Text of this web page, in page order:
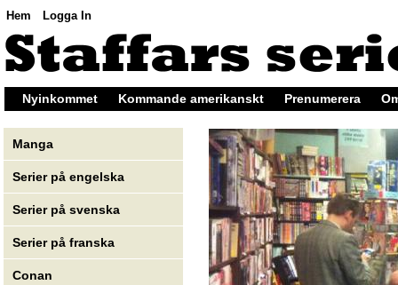
Hem Logga In
Nyinkommet Kommande amerikanskt Prenumerera
Manga
Serier på engelska
Serier på svenska
Serier på franska
Conan